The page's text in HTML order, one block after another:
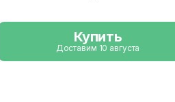
Купить
Доставим 10 августа